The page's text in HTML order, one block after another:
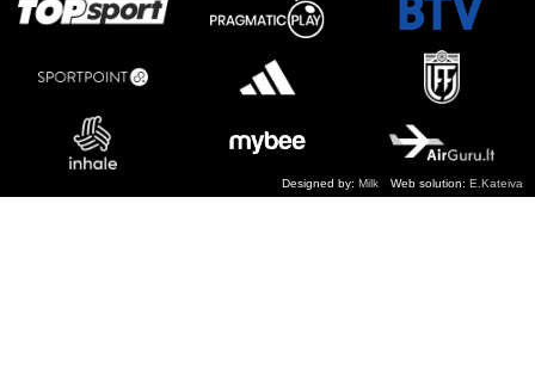
Web solution: E.Kateiva
Designed by: Milk